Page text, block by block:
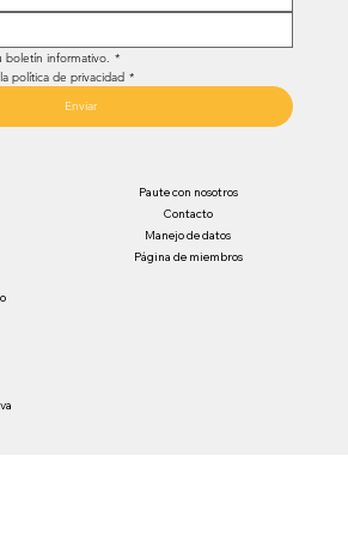
boletín informativo. *
política de privacidad *
Enviar
Paute con nosotros
Contacto
Manejo de datos
Página de miembros